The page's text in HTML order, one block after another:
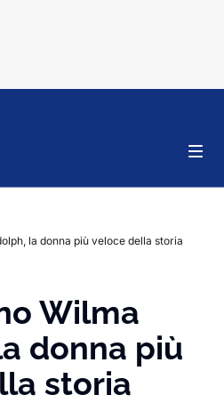
la donna più veloce della storia
Wilma
donna più
storia